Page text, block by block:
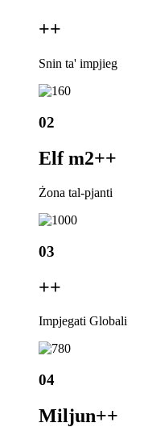
++
Snin ta' impjieg
02
Elf m2++
Żona tal-pjanti
03
++
Impjegati Globali
04
Miljun++